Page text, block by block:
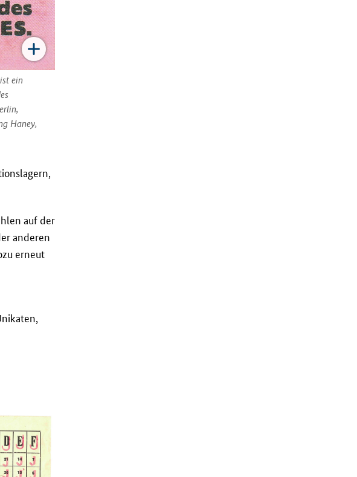
ein
Haney,
auf der
anderen
erneut